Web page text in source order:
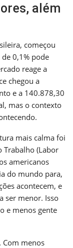
além
começou
0,1% pode
reage a
chegou a
e a 140.878,30
mas o contexto
mais calma foi
Trabalho (Labor
americanos
do mundo para,
acontecem, e
ser menor. Isso
e menos gente
Com menos